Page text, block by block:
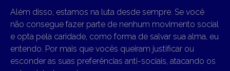
Além disso, estamos na luta desde sempre. Se você
não consegue fazer parte de nenhum movimento social
e opta pela caridade, como forma de salvar sua alma, eu
entendo. Por mais que vocês queiram justificar ou
esconder as suas preferências anti-sociais, atacando os